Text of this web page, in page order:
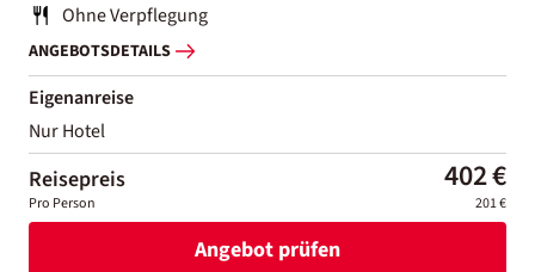
Ohne Verpflegung
ANGEBOTSDETAILS
Eigenanreise
Nur Hotel
Reisepreis 402 €
Pro Person 201 €
Angebot prüfen